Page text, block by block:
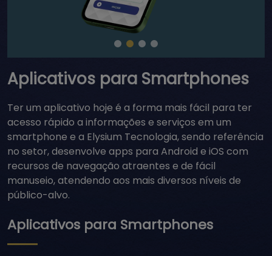
Aplicativos para Smartphones
Ter um aplicativo hoje é a forma mais fácil para ter
acesso rápido a informações e serviços em um
smartphone e a Elysium Tecnologia, sendo referência
no setor, desenvolve apps para Android e iOS com
recursos de navegação atraentes e de fácil
manuseio, atendendo aos mais diversos níveis de
público-alvo.
Aplicativos para Smartphones